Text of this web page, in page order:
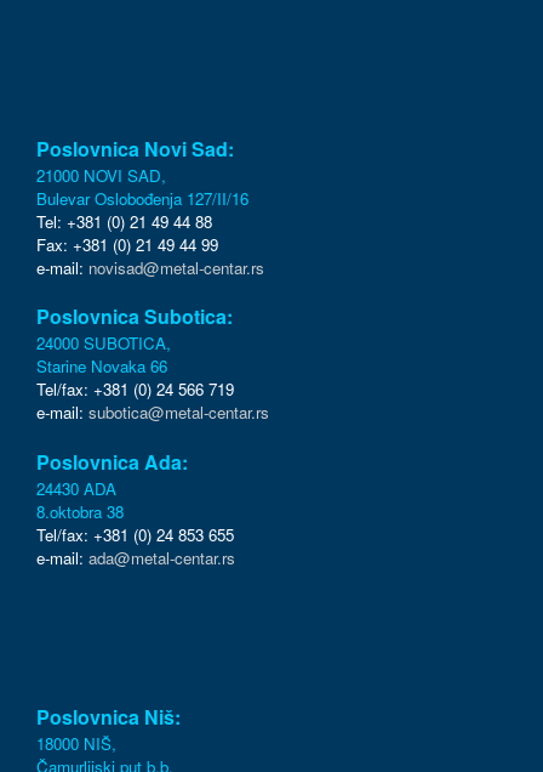
Poslovnica Novi Sad:
21000 NOVI SAD,
Bulevar Oslobođenja 127/II/16
Tel: +381 (0) 21 49 44 88
Fax: +381 (0) 21 49 44 99
e-mail: novisad@metal-centar.rs
Poslovnica Subotica:
24000 SUBOTICA,
Starine Novaka 66
Tel/fax: +381 (0) 24 566 719
e-mail: subotica@metal-centar.rs
Poslovnica Ada:
24430 ADA
8.oktobra 38
Tel/fax: +381 (0) 24 853 655
e-mail: ada@metal-centar.rs
Poslovnica Niš:
18000 NIŠ,
Čamurlijski put b.b.